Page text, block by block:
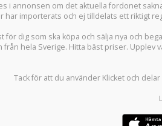
i annonsen om det aktuella fordonet
har importerats och ej tilldelats ett riktigt
för dig som ska köpa och sälja nya och
hela Sverige. Hitta bäst priser. Upplev
Tack för att du använder Klicket och